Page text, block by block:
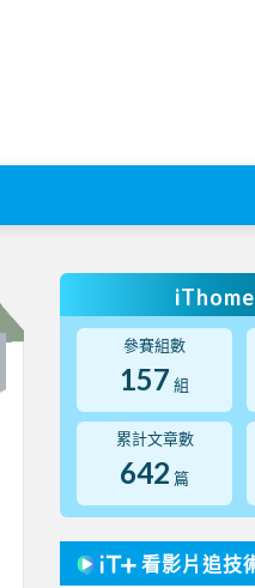
參賽組數
157 組
累計文章數
642 篇
看影片追技